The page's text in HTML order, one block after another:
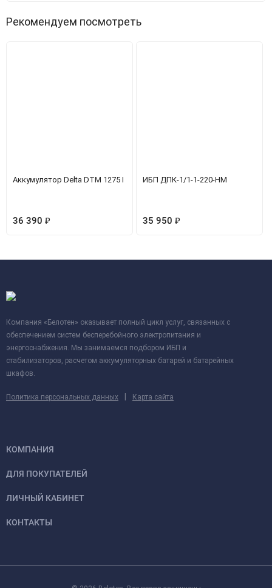
Рекомендуем посмотреть
Аккумулятор Delta DTM 1275 I
36 390 ₽
ИБП ДПК-1/1-1-220-НМ
35 950 ₽
Компания «Белотен» оказывает полный цикл услуг, связанных с
обеспечением систем бесперебойного электропитания и
энергоснабжения. Мы занимаемся подбором ИБП и
стабилизаторов, расчетом аккумуляторных батарей и батарейных
шкафов.
Политика персональных данных Карта сайта
КОМПАНИЯ
ДЛЯ ПОКУПАТЕЛЕЙ
ЛИЧНЫЙ КАБИНЕТ
КОНТАКТЫ